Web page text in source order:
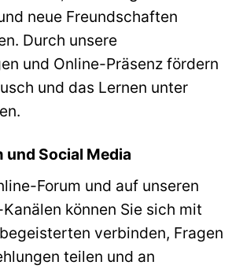
neue Freundschaften
Durch unsere
und Online-Präsenz fördern
und das Lernen unter
und Social Media
Forum und auf unseren
können Sie sich mit
verbinden, Fragen
teilen und an